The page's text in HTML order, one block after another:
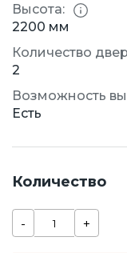
Высота:
2200 мм
Количество
2
Возможность
Есть
Количество
- +